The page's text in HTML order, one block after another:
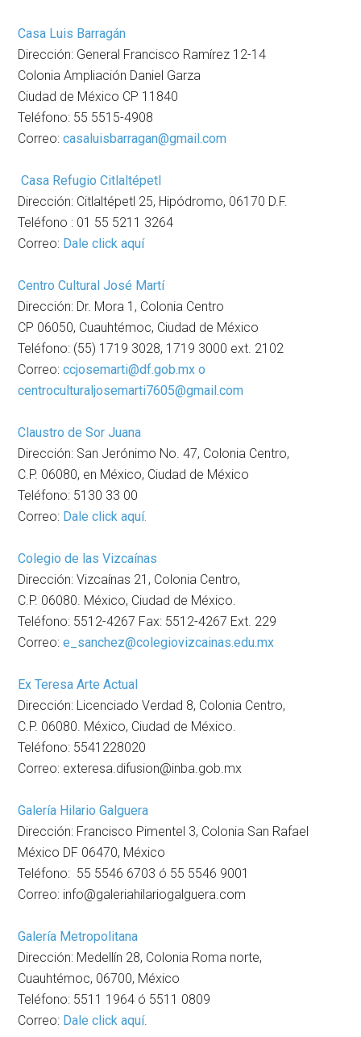
Casa Luis Barragán
Dirección: General Francisco Ramírez 12-14
Colonia Ampliación Daniel Garza
Ciudad de México CP 11840
Teléfono: 55 5515-4908
Correo:casaluisbarragan@gmail.com
Casa Refugio Citlaltépetl
Dirección: Citlaltépetl 25, Hipódromo, 06170 D.F.
Teléfono : 01 55 5211 3264
Correo: Dale click aquí
Centro Cultural José Martí
Dirección: Dr. Mora 1, Colonia Centro
CP 06050, Cuauhtémoc, Ciudad de México
Teléfono: (55) 1719 3028, 1719 3000 ext. 2102
Correo:ccjosemarti@df.gob.mx o
centroculturaljosemarti7605@gmail.com
Claustro de Sor Juana
Dirección: San Jerónimo No. 47, Colonia Centro,
C.P. 06080, en México, Ciudad de México
Teléfono: 5130 33 00
Correo: Dale click aquí.
Colegio de las Vizcaínas
Dirección: Vizcaínas 21, Colonia Centro,
C.P. 06080. México, Ciudad de México.
Teléfono: 5512-4267 Fax: 5512-4267 Ext. 229
Correo:e_sanchez@colegiovizcainas.edu.mx
Ex Teresa Arte Actual
Dirección: Licenciado Verdad 8, Colonia Centro,
C.P. 06080. México, Ciudad de México.
Teléfono: 5541228020
Correo: exteresa.difusion@inba.gob.mx
Galería Hilario Galguera
Dirección: Francisco Pimentel 3, Colonia San Rafael
México DF 06470, México
Teléfono: 55 5546 6703 ó 55 5546 9001
Correo: info@galeriahilariogalguera.com
Galería Metropolitana
Dirección: Medellín 28, Colonia Roma norte,
Cuauhtémoc, 06700, México
Teléfono: 5511 1964 ó 5511 0809
Correo: Dale click aquí.